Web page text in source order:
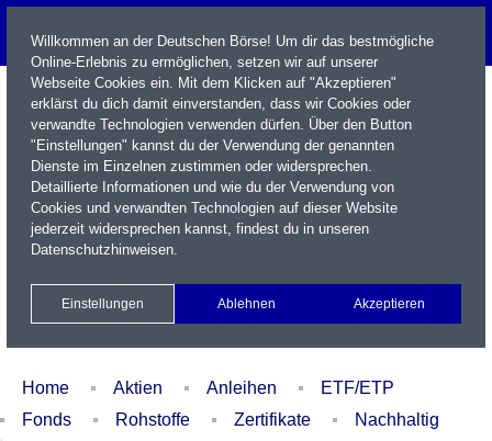
Name / WKN / ISIN / Kürzel
Xetra Realtime
Watchlist Portfolio Login
Home Aktien Anleihen
ETF/ETP
Fonds
Rohstoffe Zertifikate
Nachhaltig
Willkommen an der Deutschen Börse! Um dir das bestmögliche
Online-Erlebnis zu ermöglichen, setzen wir auf unserer
Webseite Cookies ein. Mit dem Klicken auf "Akzeptieren"
erklärst du dich damit einverstanden, dass wir Cookies oder
verwandte Technologien verwenden dürfen. Über den Button
"Einstellungen" kannst du der Verwendung der genannten
Dienste im Einzelnen zustimmen oder widersprechen.
Detaillierte Informationen und wie du der Verwendung von
Cookies und verwandten Technologien auf dieser Website
jederzeit widersprechen kannst, findest du in unseren
Datenschutzhinweisen.
Einstellungen Ablehnen Akzeptieren